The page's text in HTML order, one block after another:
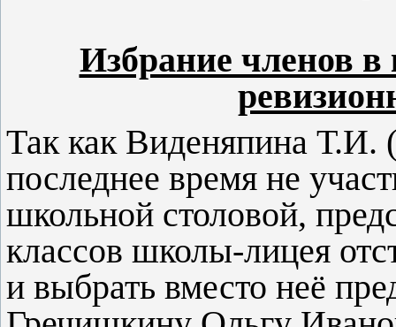
Избрание членов
Так как Виденяпина Т.И.
последнее время не
школьной столовой,
классов школы-лицея
и выбрать вместо неё